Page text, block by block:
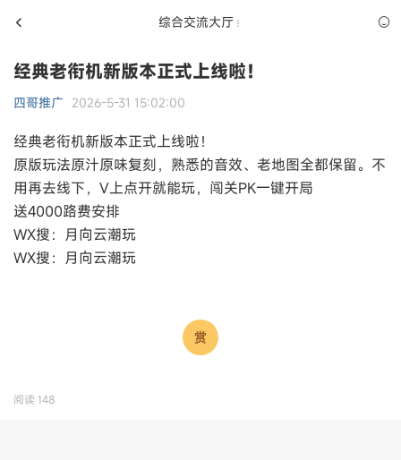
综合交流大厅
经典老衔机新版本正式上线啦！
四哥推广 2026-5-31 15:02:00
经典老衔机新版本正式上线啦！
原版玩法原汁原味复刻，熟悉的音效、老地图全都保留。不
用再去线下，V上点开就能玩，闯关PK一键开局
送4000路费安排
WX搜：月向云潮玩
WX搜：月向云潮玩
阅读 148